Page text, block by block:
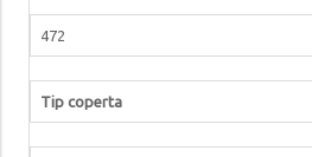
472
Tip coperta